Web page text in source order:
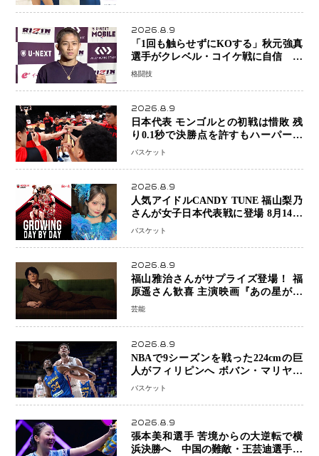
2026.8.9
「1回も触らせずにKOする」秋元強真
選手がクレベル・コイケ戦に自信 青
木真也と2カ月の寝技対策「引き込ま
格闘技
2026.8.9
日本代表 モンゴルとの初戦は惜敗 残
り0.1秒で決勝点を許すもハーパージ
ュニア15得点 カーク18得点と存在感
バスケット
2026.8.9
人気アイドルCANDY TUNE 福山梨乃
さんが女子日本代表戦に登場 8月14日
「三井不動産カップ」でスペシャルゲ
バスケット
2026.8.9
福山雅治さんがサプライズ登場！ 福
原遥さん歓喜 主演映画『あの星が降
る丘で、君とまた出会いたい。』舞台
芸能
2026.8.9
NBAで9シーズンを戦った224cmの巨
人がフィリピンへ ボバン・マリヤノ
ビッチ ジョーンズカップで新たな挑
バスケット
2026.8.9
張本美和選手 苦境からの大逆転で横
浜決勝へ 中国の難敵・王芸迪選手を